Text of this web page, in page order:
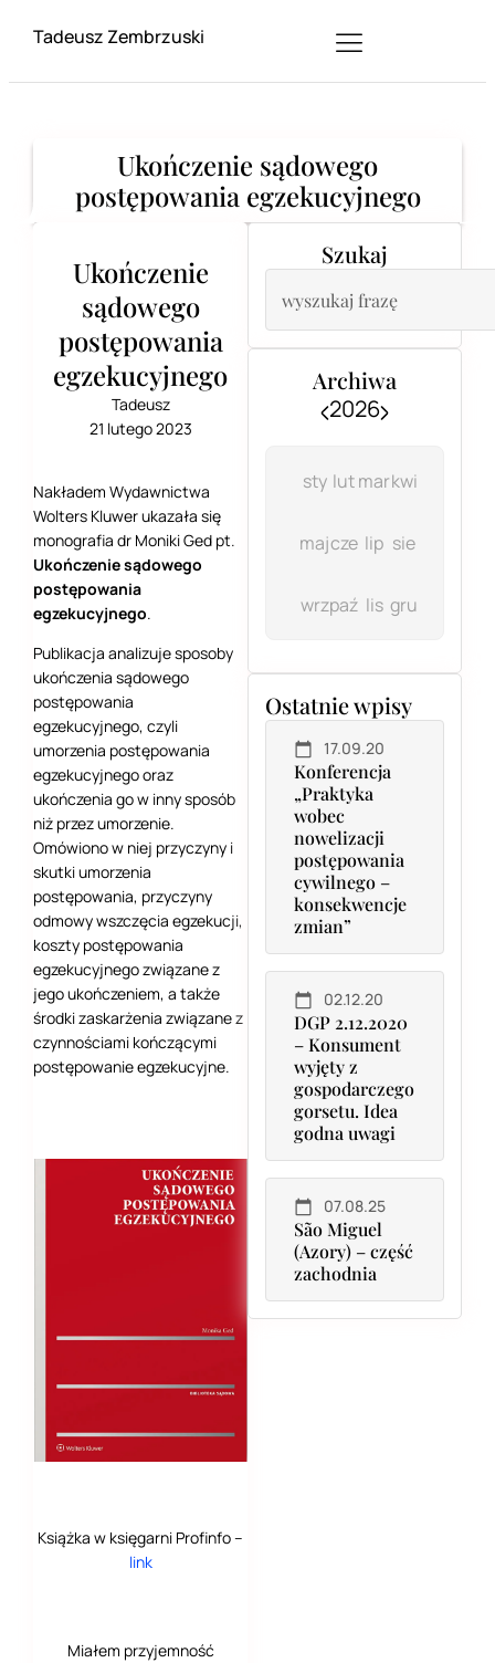
Tadeusz Zembrzuski
Ukończenie sądowego
postępowania egzekucyjnego
Ukończenie
sądowego
postępowania
egzekucyjnego
Tadeusz
21 lutego 2023
Nakładem Wydawnictwa
Wolters Kluwer ukazała się
monografia dr Moniki Ged pt.
Ukończenie sądowego
postępowania
egzekucyjnego.
Publikacja analizuje sposoby
ukończenia sądowego
postępowania
egzekucyjnego, czyli
umorzenia postępowania
egzekucyjnego oraz
ukończenia go w inny sposób
niż przez umorzenie.
Omówiono w niej przyczyny i
skutki umorzenia
postępowania, przyczyny
odmowy wszczęcia egzekucji,
koszty postępowania
egzekucyjnego związane z
jego ukończeniem, a także
środki zaskarżenia związane z
czynnościami kończącymi
postępowanie egzekucyjne.
Książka w księgarni Profinfo –
link
Miałem przyjemność
Szukaj
Archiwa
2026
sty lutmarkwi
majcze lip sie
wrzpaź lis gru
Ostatnie wpisy
17.09.20
Konferencja
„Praktyka
wobec
nowelizacji
postępowania
cywilnego –
konsekwencje
zmian”
02.12.20
DGP 2.12.2020
– Konsument
wyjęty z
gospodarczego
gorsetu. Idea
godna uwagi
07.08.25
São Miguel
(Azory) – część
zachodnia